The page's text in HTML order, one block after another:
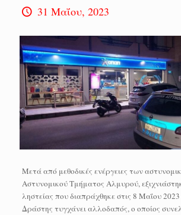
31 Μαΐου, 2023
Μετά από μεθοδικές ενέργειες των
Αστυνομικού Τμήματος Αλμυρού,
ληστείας που διαπράχθηκε στις 8 Μαΐου
Δράστης τυγχάνει αλλοδαπός, ο οποίος